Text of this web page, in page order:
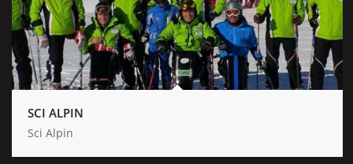
SCI ALPIN
Sci Alpin